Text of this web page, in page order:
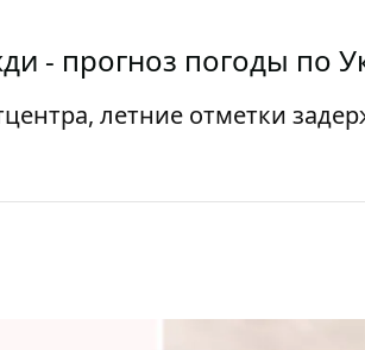
- прогноз погоды по
летние отметки